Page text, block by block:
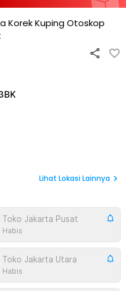
Korek Kuping Otoskop
Lihat Lokasi Lainnya
Toko Jakarta Pusat
Habis
Toko Jakarta Utara
Habis